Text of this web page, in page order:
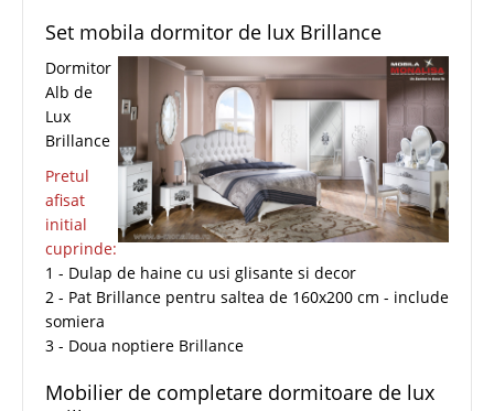
Set mobila dormitor de lux Brillance
Dormitor
Alb de
Lux
Brillance
Pretul
afisat
initial
cuprinde:
1 - Dulap de haine cu usi glisante si decor
2 - Pat Brillance pentru saltea de 160x200 cm - include
somiera
3 - Doua noptiere Brillance
Mobilier de completare dormitoare de lux